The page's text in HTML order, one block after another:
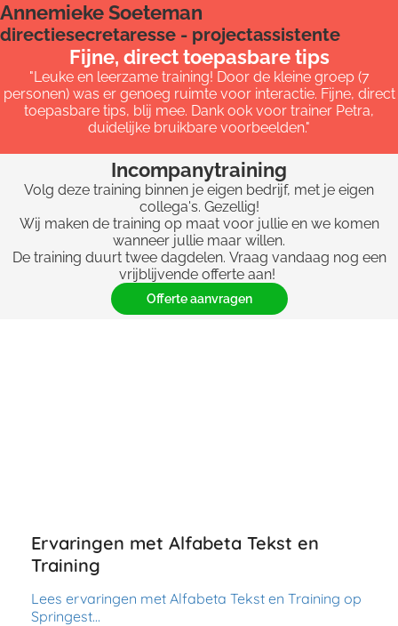
Annemieke Soeteman
directiesecretaresse - projectassistente
Fijne, direct toepasbare tips
"Leuke en leerzame training! Door de kleine groep (7
personen) was er genoeg ruimte voor interactie. Fijne, direct
toepasbare tips, blij mee. Dank ook voor trainer Petra,
duidelijke bruikbare voorbeelden."
Incompanytraining
Volg deze training binnen je eigen bedrijf, met je eigen
collega's. Gezellig!
Wij maken de training op maat voor jullie en we komen
wanneer jullie maar willen.
De training duurt twee dagdelen. Vraag vandaag nog een
vrijblijvende offerte aan!
Offerte aanvragen
Ervaringen met Alfabeta Tekst en
Training
Lees ervaringen met Alfabeta Tekst en Training op
Springest…